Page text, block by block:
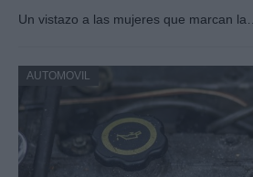
Un vistazo a las mujeres que marcan la…
AUTOMOVIL